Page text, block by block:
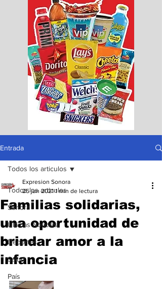
Entrada
Todos los articulos
Sonora
Ultimas Noticias
Deportes
Salud
País
Todos los articulos
Familias solidarias,
una oportunidad de
brindar amor a la
infancia
Expresion Sonora
25 jun 2021 1 min de lectura